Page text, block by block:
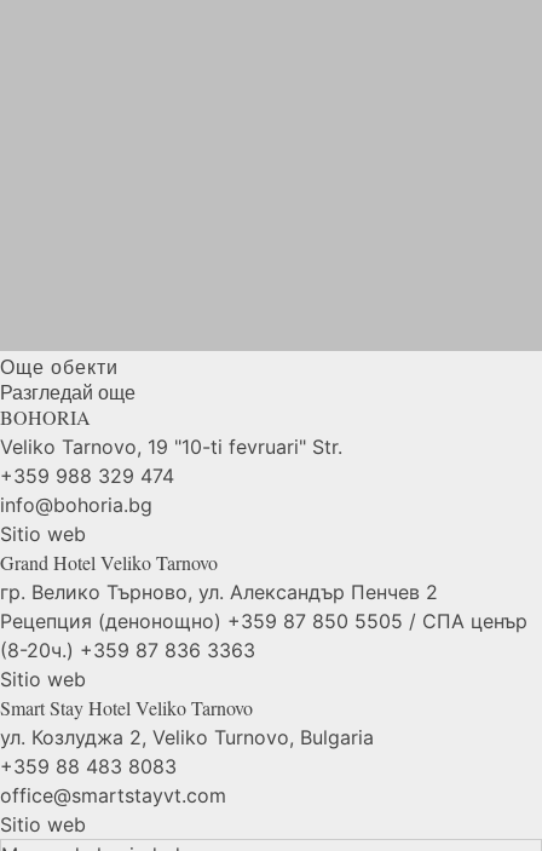
Още обекти
Разгледай още
BOHORIA
Veliko Tarnovo, 19 "10-ti fevruari" Str.
+359 988 329 474
info@bohoria.bg
Sitio web
Grand Hotel VelikoTarnovo
гр. Велико Търново, ул. Александър Пенчев 2
Рецепция (денонощно) +359 87 850 5505 / СПА ценър
(8-20ч.) +359 87 836 3363
Sitio web
Smart Stay Hotel VelikoTarnovo
ул. Козлуджа 2, Veliko Turnovo, Bulgaria
+359 88 483 8083
office@smartstayvt.com
Sitio web